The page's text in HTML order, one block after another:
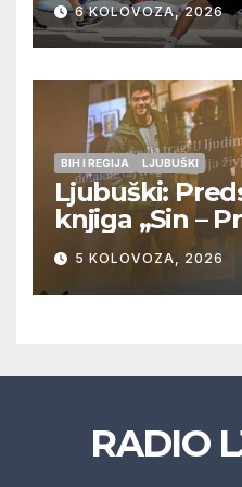
Veljaci i
doigravanju,
natjecanje
6 KOLOVOZA, 2026
BIH I REGIJA LJUBUŠKI
Ljubuški:
knjiga „Sin –
dr. sc. Zdenka
5 KOLOVOZA, 2026
RADIO